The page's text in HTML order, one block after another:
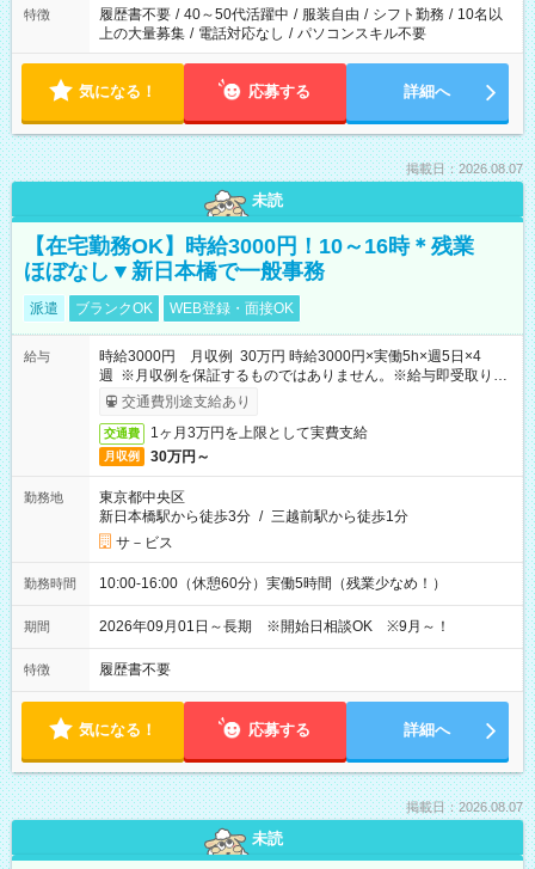
特徴 履歴書不要 / 40～50代活躍中 / 服装自由 / シフト勤務 / 10名以
上の大量募集 / 電話対応なし / パソコンスキル不要
気になる！ 応募する 詳細へ
掲載日：2026.08.07
未読
【在宅勤務OK】時給3000円！10～16時＊残業
ほぼなし▼新日本橋で一般事務
派遣 ブランクOK WEB登録・面接OK
給与
時給3000円 月収例 30万円 時給3000円×実働5h×週5日×4
週 ※月収例を保証するものではありません。※給与即受取りサ
ービス利用可（利用条件有）
交通費別途支給あり
交通費 1ヶ月3万円を上限として実費支給
月収例 30万円～
勤務地
東京都中央区
新日本橋駅から徒歩3分 / 三越前駅から徒歩1分
サ－ビス
勤務時間 10:00-16:00（休憩60分）実働5時間（残業少なめ！）
期間 2026年09月01日～長期 ※開始日相談OK ※9月～！
特徴 履歴書不要
気になる！ 応募する 詳細へ
掲載日：2026.08.07
未読